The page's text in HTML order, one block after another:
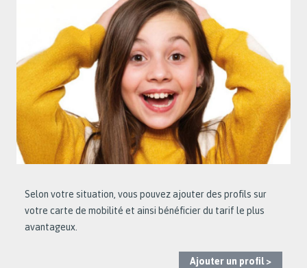
Selon votre situation, vous pouvez ajouter des profils sur
votre carte de mobilité et ainsi bénéficier du tarif le plus
avantageux.
Ajouter un profil >